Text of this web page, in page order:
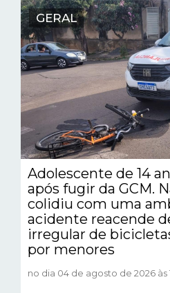
GERAL
Adolescente de 14
após fugir da GCM.
colidiu com uma
acidente reacende
irregular de
por menores
no dia 04 de agosto de 2026 às